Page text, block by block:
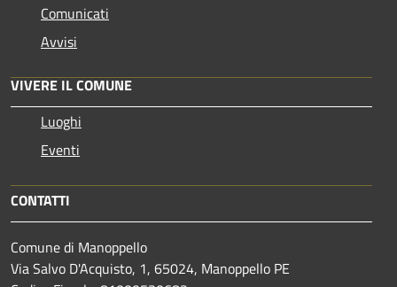
Comunicati
Avvisi
VIVERE IL COMUNE
Luoghi
Eventi
CONTATTI
Comune di Manoppello
Via Salvo D'Acquisto, 1, 65024, Manoppello PE